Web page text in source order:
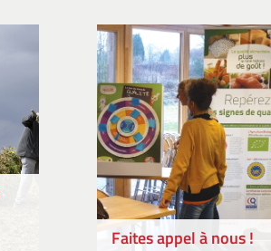
Faites appel à nous !